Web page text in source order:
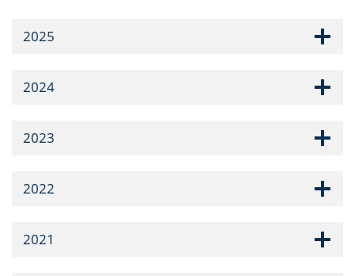
2025
2024
2023
2022
2021